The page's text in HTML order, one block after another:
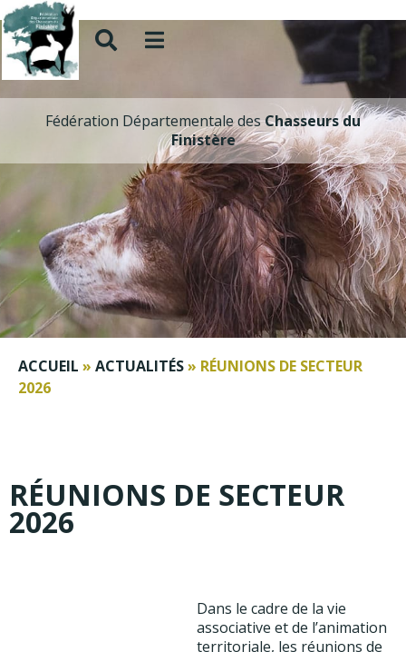
Fédération Départementale desChasseurs du
Finistère
ACCUEIL » ACTUALITÉS» RÉUNIONS DE SECTEUR
2026
RÉUNIONS DE SECTEUR
2026
Dans le cadre de la vie
associative et de l’animation
territoriale, les réunions de